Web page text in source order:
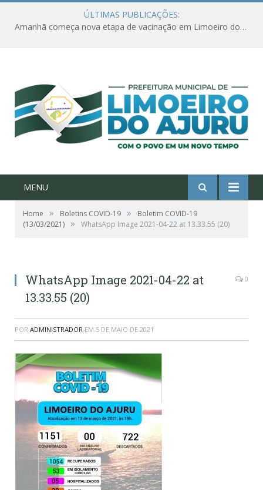
ÚLTIMAS PUBLICAÇÕES:
Amanhã começa nova etapa de vacinação em Limoeiro do Ajuru para idosos com 65 ou mais
MENU
Home » Boletins COVID-19 »
Boletim COVID-19
(13/03/2021) » WhatsApp Image 2021-04-22 at 13.33.55 (20)
WhatsApp Image 2021-04-22 at
13.33.55 (20)
0
POR ADMINISTRADOR EM 5 DE MAIO DE 2021